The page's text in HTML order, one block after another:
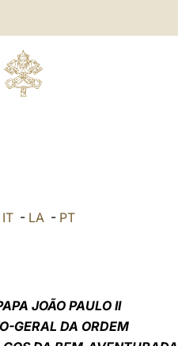
IT- LA- PT
JOÃO PAULO II
GERAL DA ORDEM